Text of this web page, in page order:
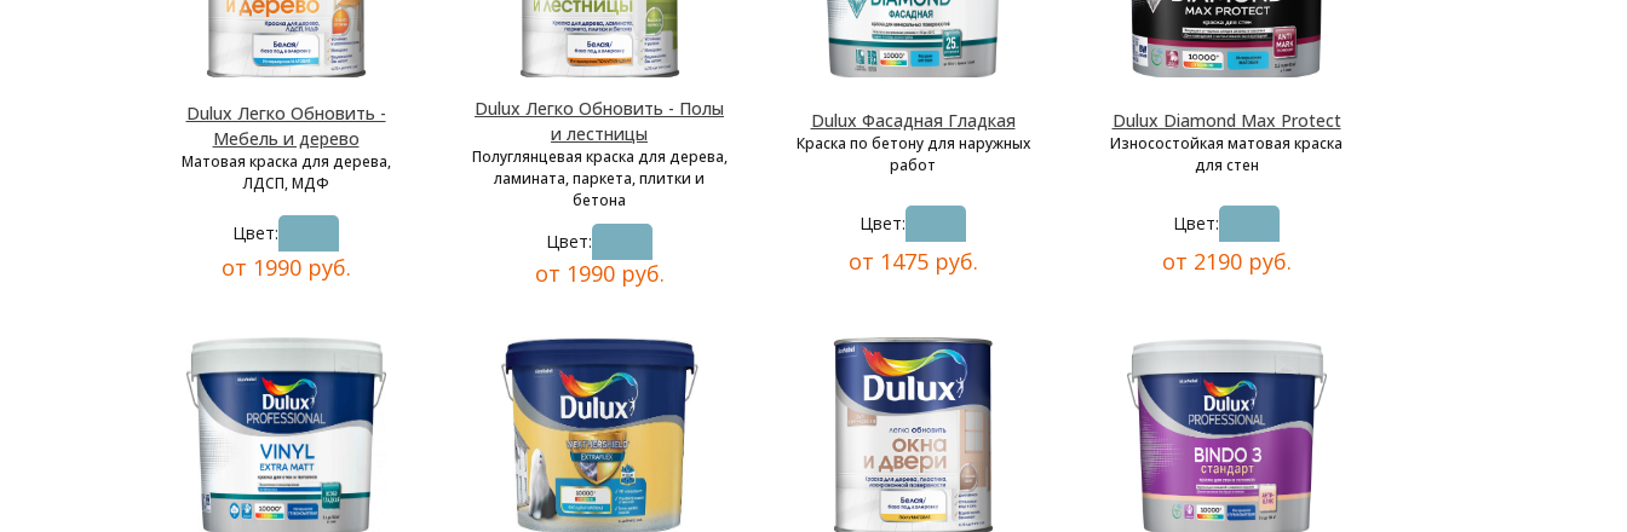
Dulux Легко Обновить -
Мебель и дерево
Матовая краска для дерева,
ЛДСП, МДФ
Цвет:
от 1990 руб.
Dulux Легко Обновить - Полы
и лестницы
Полуглянцевая краска для дерева,
ламината, паркета, плитки и
бетона
Цвет:
от 1990 руб.
Dulux Фасадная Гладкая
Краска по бетону для наружных
работ
Цвет:
от 1475 руб.
Dulux Diamond Max Protect
Износостойкая матовая краска
для стен
Цвет:
от 2190 руб.